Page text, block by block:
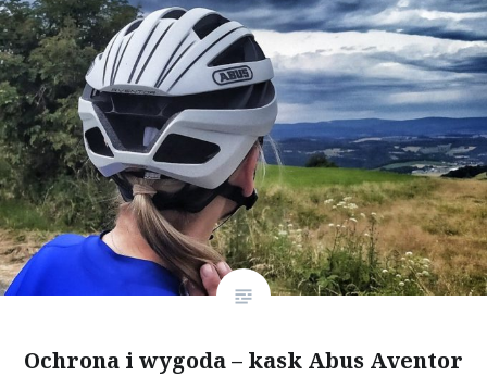
Ochrona i wygoda – kask Abus Aventor